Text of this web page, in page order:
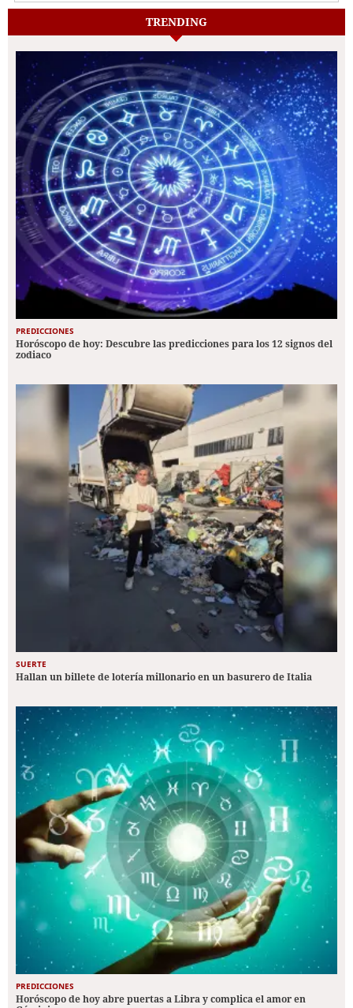
TRENDING
PREDICCIONES
Horóscopo de hoy: Descubre las predicciones para los 12 signos del
zodiaco
SUERTE
Hallan un billete de lotería millonario en un basurero de Italia
PREDICCIONES
Horóscopo de hoy abre puertas a Libra y complica el amor en